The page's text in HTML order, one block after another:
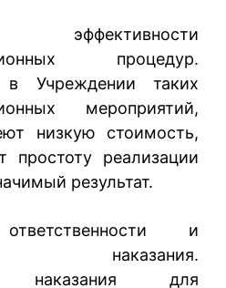
процедур.
в Учреждении таких
мероприятий,
низкую стоимость,
простоту реализации
результат.
и
наказания.
наказания для